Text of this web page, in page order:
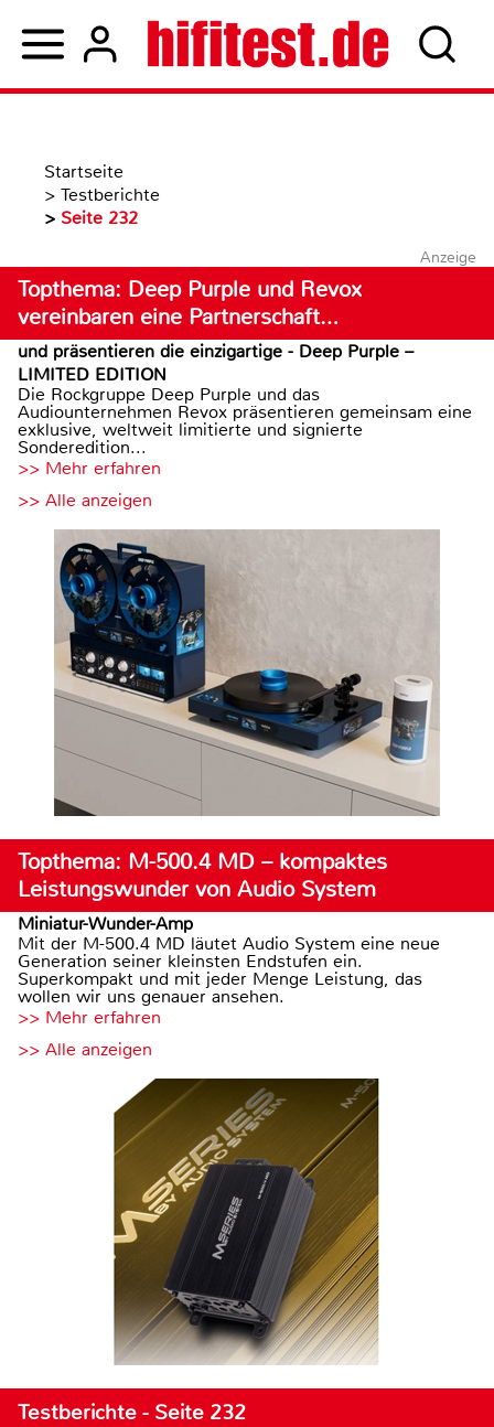
Startseite
> Testberichte
> Seite 232
Anzeige
Topthema: Deep Purple und Revox
vereinbaren eine Partnerschaft…
und präsentieren die einzigartige - Deep Purple –
LIMITED EDITION
Die Rockgruppe Deep Purple und das
Audiounternehmen Revox präsentieren gemeinsam eine
exklusive, weltweit limitierte und signierte
Sonderedition...
>> Mehr erfahren
>> Alle anzeigen
Topthema: M-500.4 MD – kompaktes
Leistungswunder von Audio System
Miniatur-Wunder-Amp
Mit der M-500.4 MD läutet Audio System eine neue
Generation seiner kleinsten Endstufen ein.
Superkompakt und mit jeder Menge Leistung, das
wollen wir uns genauer ansehen.
>> Mehr erfahren
>> Alle anzeigen
Testberichte - Seite 232